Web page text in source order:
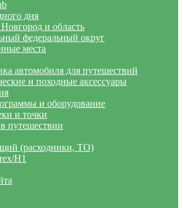
дня
и область
федеральный округ
места
автомобиля для путешествий
и походные аксессуары
и оборудование
и точки
путешествии
(расходники, ТО)
H1